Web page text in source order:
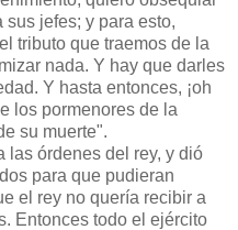
jefes; y para esto,
tributo que traemos de la
nada. Y hay que darles
Y hasta entonces, ¡oh
los pormenores de la
su muerte".
las órdenes del rey, y dió
para que pudieran
el rey no quería recibir a
Entonces todo el ejército